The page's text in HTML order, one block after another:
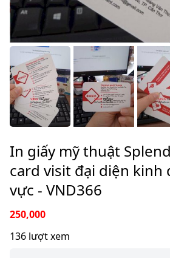
In giấy mỹ thuật
card visit đại diện kinh
vực - VND366
250,000
136 lượt xem